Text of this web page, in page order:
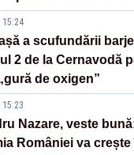
15:24
a scufundării
2 de la Cernavodă
de oxigen”
Nazare, veste
României va crește